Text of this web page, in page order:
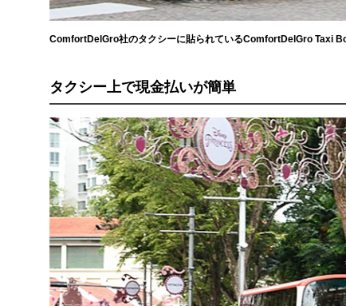
ComfortDelGro社のタクシーに貼られているComfortDelGro Taxi
タクシー上で現金払いが簡単